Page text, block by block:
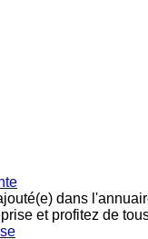
dans
et profitez de